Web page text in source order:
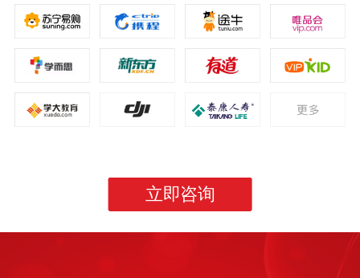
立即咨询